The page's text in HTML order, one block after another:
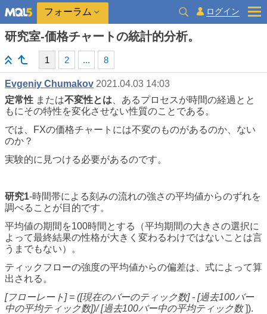
フォーラム ログイン
研究室-価格チャートの統計的分析。
1 2 ... 8
Evgeniy Chumakov 2021.04.03 14:03
定常性 または不変性とは 、あるプロセスが時間の経過とと
もにその特性を変化させない性質のことである。
では、FXの価格チャートには不変のものがあるのか、ない
のか？
実験的に見つける必要があるのです。
研究1-時間帯による刻みの流れの強さの平均値からのずれを
調べることが目的です。
平均値の期間を100時間とする（平均期間の大きさの選択に
よって最終結果の性格が大きく変わるわけではないことは言
うまでもない）。
ティックフローの強度の平均値からの偏差は、式によって算
出される。
[フローレート] = ([現在のバーのティック数] - [過去100バー
中の平均ティック数])/ [過去100バー中の平均ティック数]).